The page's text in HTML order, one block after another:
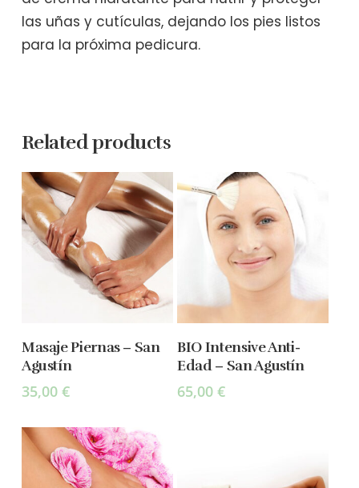
las uñas y cutículas, dejando los pies listos
para la próxima pedicura.
Related products
Select Options
Masaje Piernas – San
Agustín
35,00 €
Select Options
BIO Intensive Anti-
Edad – San Agustín
65,00€